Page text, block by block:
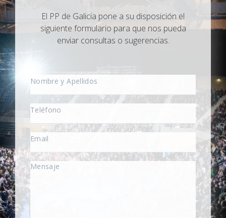
El PP de Galicia pone a su disposición el
siguiente formulario para que nos pueda
enviar consultas o sugerencias.